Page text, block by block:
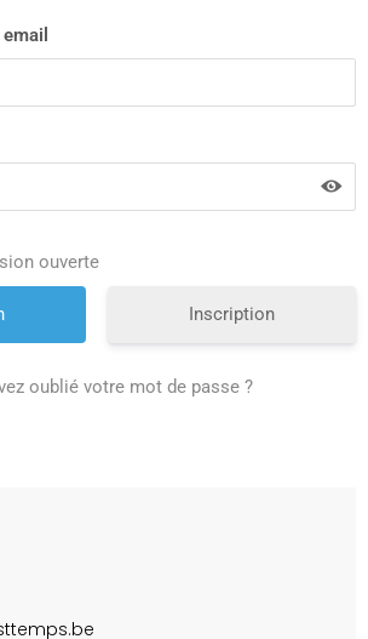
ouverte
Inscription
oublié votre mot de passe ?